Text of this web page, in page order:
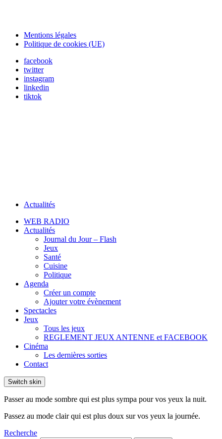
Mentions légales
Politique de cookies (UE)
facebook
twitter
instagram
linkedin
tiktok
Actualités
WEB RADIO
Actualités
Journal du Jour – Flash
Jeux
Santé
Cuisine
Politique
Agenda
Créer un compte
Ajouter votre évènement
Spectacles
Jeux
Tous les jeux
REGLEMENT JEUX ANTENNE et FACEBOOK
Cinéma
Les dernières sorties
Contact
Switch skin
Passer au mode sombre qui est plus sympa pour vos yeux la nuit.
Passez au mode clair qui est plus doux sur vos yeux la journée.
Recherche